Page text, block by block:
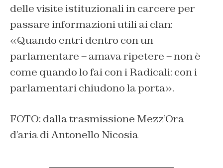
delle visite istituzionali in carcere per
passare informazioni utili ai clan:
«Quando entri dentro con un
parlamentare – amava ripetere – non è
come quando lo fai con i Radicali: con i
parlamentari chiudono la porta».
FOTO: dalla trasmissione Mezz’Ora
d’aria di Antonello Nicosia